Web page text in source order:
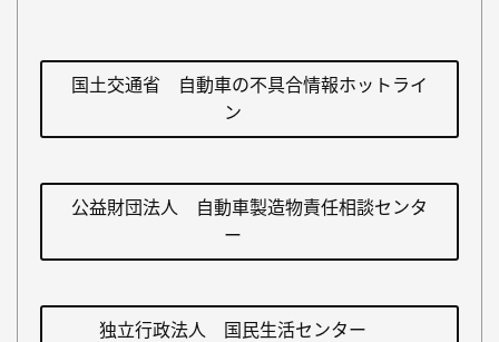
国土交通省 自動車の不具合情報ホットライ
ン
公益財団法人 自動車製造物責任相談センタ
ー
独立行政法人 国民生活センター